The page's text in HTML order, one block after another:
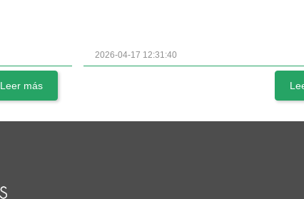
Leer más
2026-04-17 12:31:40